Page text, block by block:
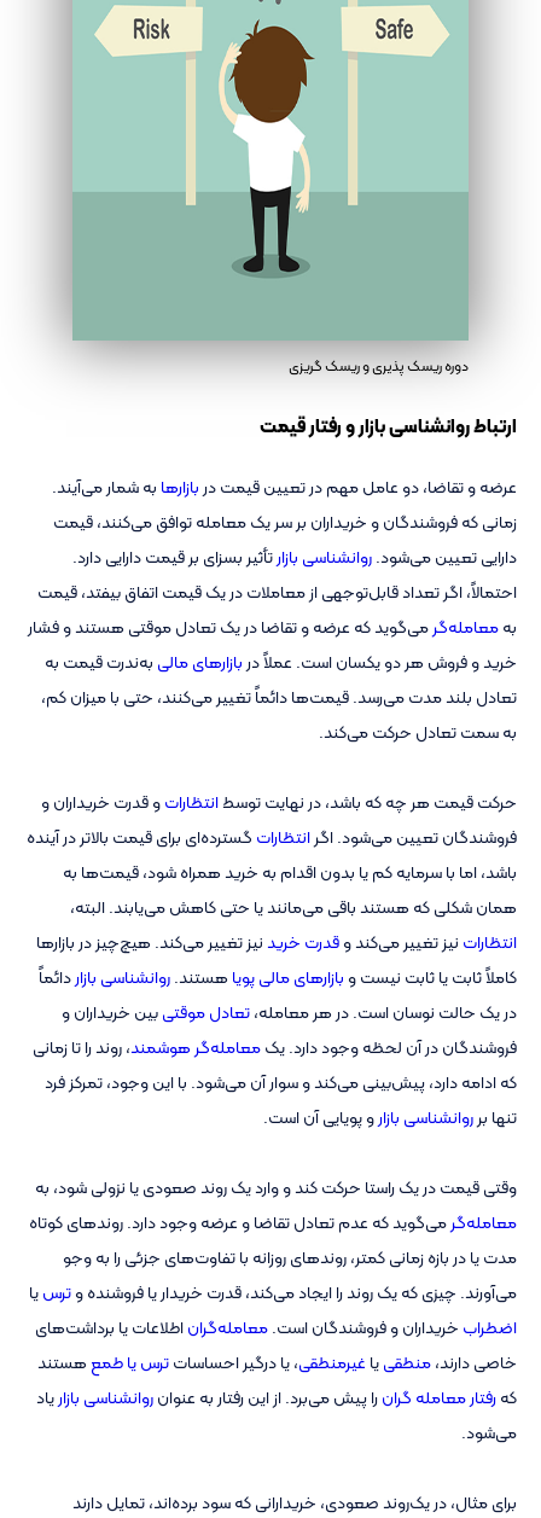
دوره ریسک پذیری و ریسک گریزی
ارتباط روانشناسی بازار و رفتار قیمت
عرضه و تقاضا، دو عامل مهم در تعیین قیمت در بازارها به شمار می‌آیند.
زمانی که فروشندگان و خریداران بر سر یک معامله توافق می‌کنند، قیمت
دارایی‌ تعیین می‌شود.روانشناسی بازارتأثیر بسزای بر قیمت دارایی دارد.
احتمالاً، اگر تعداد قابل‌توجهی از معاملات در یک قیمت اتفاق بیفتد، قیمت
بهمعامله‌گرمی‌گوید که عرضه و تقاضا در یک تعادل موقتی هستند و فشار
خرید و فروش هر دو یکسان است. عملاً در بازارهای مالی به‌ندرت قیمت به
تعادل بلند مدت می‌رسد. قیمت‌ها دائماً تغییر می‌کنند، حتی با میزان کم،
به سمت تعادل حرکت می‌کند.
حرکت قیمت هر چه که باشد، در نهایت توسطانتظاراتو قدرت خریداران و
فروشندگان تعیین می‌شود. اگرانتظارات گسترده‌ای برای قیمت بالاتر در آینده
باشد، اما با سرمایه کم یا بدون اقدام به خرید همراه شود، قیمت‌ها به
همان شکلی که هستند باقی می‌مانند یا حتی کاهش می‌یابند. البته،
انتظارات نیز تغییر می‌کند وقدرت خریدنیز تغییر می‌کند. هیچ‌چیز در بازارها
کاملاً ثابت یا ثابت نیست و بازارهای مالی پویا هستند.روانشناسی بازاردائماً
در یک حالت نوسان است. در هر معامله،تعادل موقتیبین خریداران و
فروشندگان در آن لحظه وجود دارد. یکمعامله‌گر هوشمند، روند را تا زمانی
که ادامه دارد، پیش‌بینی می‌کند و سوار آن می‌شود. با این‌ وجود، تمرکز فرد
تنها برروانشناسی بازارو پویایی آن است.
وقتی قیمت در یک راستا حرکت کند و وارد یک‌ روند صعودی یا نزولی شود، به
معامله‌گرمی‌گوید که عدم تعادل تقاضا و عرضه وجود دارد. روندهای کوتاه
مدت یا در بازه زمانی کمتر، روندهای روزانه با تفاوت‌های جزئی را به وجو
می‌آورند. چیزی که یک روند را ایجاد می‌کند، قدرت خریدار یا فروشنده وترسیا
اضطراب خریداران و فروشندگان است.معامله‌گراناطلاعات یا برداشت‌های
خاصی دارند،منطقییا غیرمنطقی، یا درگیر احساساتترس یا طمع هستند
کهرفتار معامله گرانرا پیش می‌برد. از این رفتار به‌ عنوانروانشناسی بازاریاد
می‌شود.
برای مثال، در یک‌روند صعودی، خریدارانی که سود برده‌اند، تمایل دارند